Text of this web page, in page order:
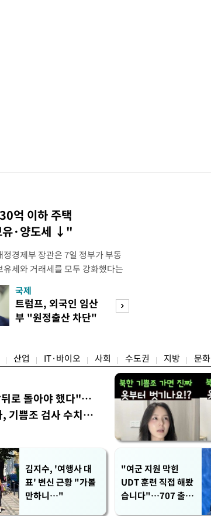
억 이하 주택
유·양도세 ↓"
경제부 장관은 7일 정부가 부동
세와 거래세를 모두 강화했다는
) 30억원 이하 주택은 보유세도 줄
세도 줄어든다"고 설명했다. 구 부
디오 '김종배의 시선집중'과의 인
하 주택이) 99% 정도 된다.
국제
트럼프, 외국인 임산
부 "원정출산 차단"
산업 IT·바이오 사회 수도권 지방 문화
로 돌아야 했다"…
기쁨조 검사 수치심
김지수, '여행사 대
표' 변신 근황 "가볼
만하니…"
"여군 지원 막힌
UDT 훈련 직접 해봤
습니다"…707 출신